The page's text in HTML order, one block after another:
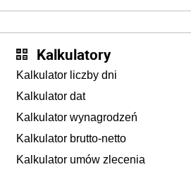
Kalkulatory
Kalkulator liczby dni
Kalkulator dat
Kalkulator wynagrodzeń
Kalkulator brutto-netto
Kalkulator umów zlecenia